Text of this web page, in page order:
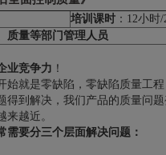
培训课时 ：12小时
质量等部门管理人员
业竞争力 ！
始就是零缺陷，零缺陷质量工
得到解决，我们产品的质量问
越近。
要分三个层面解决问题：